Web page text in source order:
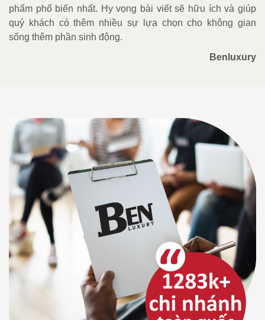
phẩm phổ biến nhất. Hy vọng bài viết sẽ hữu ích và giúp
quý khách có thêm nhiều sự lựa chọn cho không gian
sống thêm phần sinh động.
Benluxury